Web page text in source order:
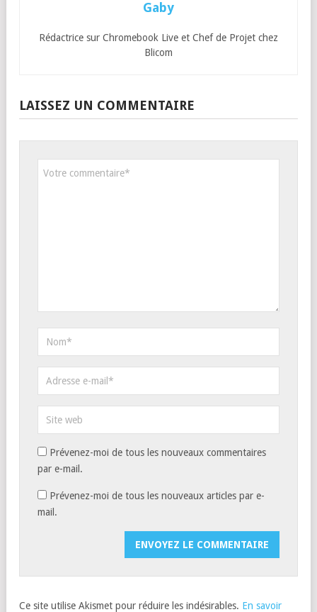
Gaby
Rédactrice sur Chromebook Live et Chef de Projet chez
Blicom
LAISSEZ UN COMMENTAIRE
Prévenez-moi de tous les nouveaux commentaires
par e-mail.
Prévenez-moi de tous les nouveaux articles par e-
mail.
Ce site utilise Akismet pour réduire les indésirables. En savoir